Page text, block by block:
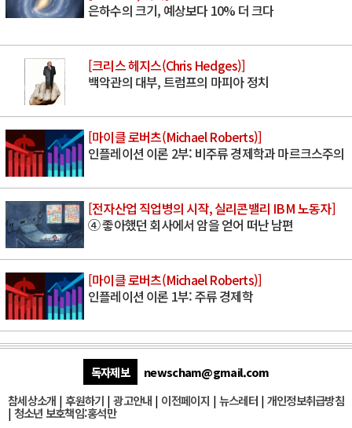
은하수의 크기, 예상보다 10% 더 크다
[크리스 헤지스(Chris Hedges)]
백악관의 대부, 트럼프의 마피아 정치
[마이클 로버츠(Michael Roberts)]
인플레이션 이론 2부: 비주류 경제학과 마르크스주의
[전자산업 직업병의 시작, 실리콘밸리 IBM 노동자]
④ 좋아했던 회사에서 암을 얻어 떠난 남편
[마이클 로버츠(Michael Roberts)]
인플레이션 이론 1부: 주류 경제학
독자제보
newscham@gmail.com
참세상소개 | 후원하기 |광고안내 | 이전페이지 | 뉴스레터| 개인정보취급방침
| 청소년 보호책임:홍석만